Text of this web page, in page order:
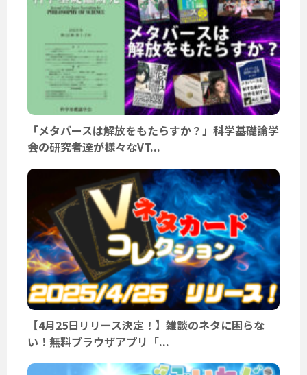
「メタバースは解放をもたらすか？」科学基礎論学
会の研究者達が様々なVT...
【4月25日リリース決定！】雑談のネタに困らな
い！無料ブラウザアプリ「...